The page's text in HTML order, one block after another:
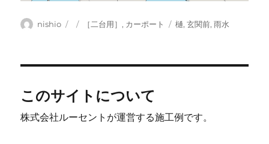
投
nishio
投
カ［二台用］ , カーポート
タ
樋,玄関前,雨水
このサイトについて
株式会社ルーセントが運営する施工例です。